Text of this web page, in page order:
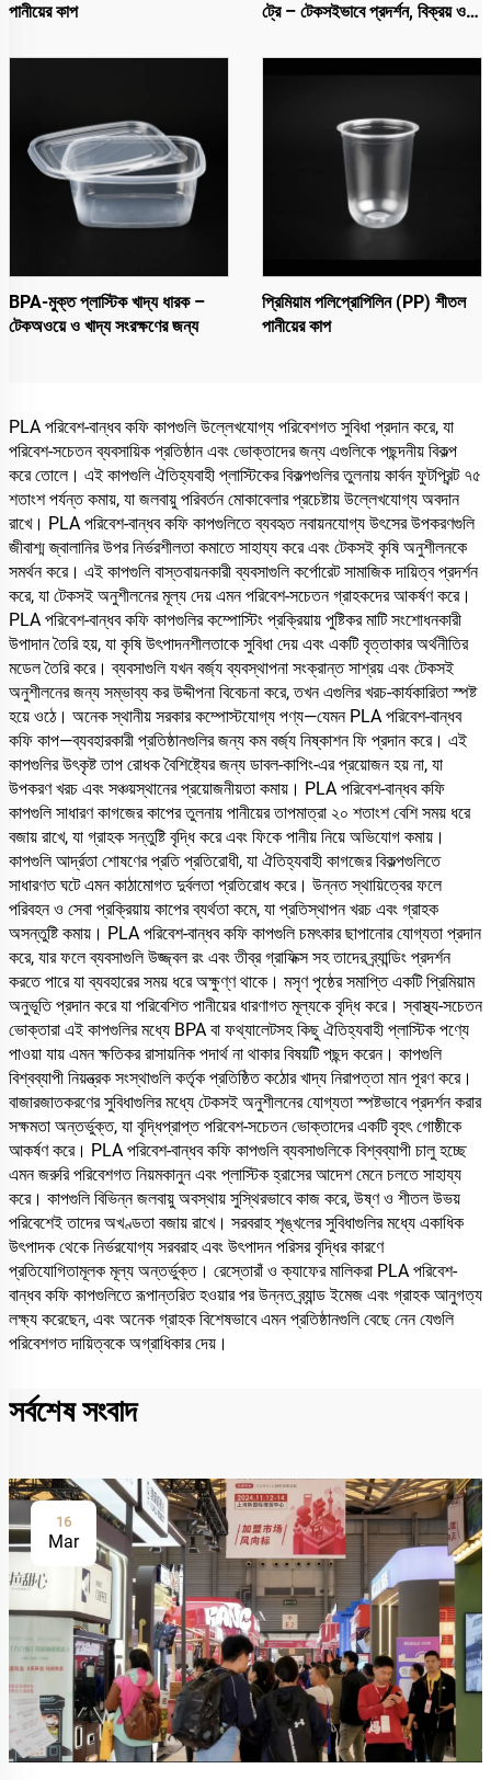
পানীয়ের কাপ
ট্রে – টেকসইভাবে প্রদর্শন, বিক্রয় ও
BPA-মুক্ত প্লাস্টিক খাদ্য ধারক –
টেকঅওয়ে ও খাদ্য সংরক্ষণের জন্য
প্রিমিয়াম পলিপ্রোপিলিন (PP) শীতল
পানীয়ের কাপ
PLA পরিবেশ-বান্ধব কফি কাপগুলি উল্লেখযোগ্য পরিবেশগত সুবিধা প্রদান করে, যা
পরিবেশ-সচেতন ব্যবসায়িক প্রতিষ্ঠান এবং ভোক্তাদের জন্য এগুলিকে পছন্দনীয় বিকল্প
করে তোলে। এই কাপগুলি ঐতিহ্যবাহী প্লাস্টিকের বিকল্পগুলির তুলনায় কার্বন ফুটপ্রিন্ট ৭৫
শতাংশ পর্যন্ত কমায়, যা জলবায়ু পরিবর্তন মোকাবেলার প্রচেষ্টায় উল্লেখযোগ্য অবদান
রাখে। PLA পরিবেশ-বান্ধব কফি কাপগুলিতে ব্যবহৃত নবায়নযোগ্য উৎসের উপকরণগুলি
জীবাশ্ম জ্বালানির উপর নির্ভরশীলতা কমাতে সাহায্য করে এবং টেকসই কৃষি অনুশীলনকে
সমর্থন করে। এই কাপগুলি বাস্তবায়নকারী ব্যবসাগুলি কর্পোরেট সামাজিক দায়িত্ব প্রদর্শন
করে, যা টেকসই অনুশীলনের মূল্য দেয় এমন পরিবেশ-সচেতন গ্রাহকদের আকর্ষণ করে।
PLA পরিবেশ-বান্ধব কফি কাপগুলির কম্পোস্টিং প্রক্রিয়ায় পুষ্টিকর মাটি সংশোধনকারী
উপাদান তৈরি হয়, যা কৃষি উৎপাদনশীলতাকে সুবিধা দেয় এবং একটি বৃত্তাকার অর্থনীতির
মডেল তৈরি করে। ব্যবসাগুলি যখন বর্জ্য ব্যবস্থাপনা সংক্রান্ত সাশ্রয় এবং টেকসই
অনুশীলনের জন্য সম্ভাব্য কর উদ্দীপনা বিবেচনা করে, তখন এগুলির খরচ-কার্যকারিতা স্পষ্ট
হয়ে ওঠে। অনেক স্থানীয় সরকার কম্পোস্টযোগ্য পণ্য—যেমন PLA পরিবেশ-বান্ধব
কফি কাপ—ব্যবহারকারী প্রতিষ্ঠানগুলির জন্য কম বর্জ্য নিষ্কাশন ফি প্রদান করে। এই
কাপগুলির উৎকৃষ্ট তাপ রোধক বৈশিষ্ট্যের জন্য ডাবল-কাপিং-এর প্রয়োজন হয় না, যা
উপকরণ খরচ এবং সঞ্চয়স্থানের প্রয়োজনীয়তা কমায়। PLA পরিবেশ-বান্ধব কফি
কাপগুলি সাধারণ কাগজের কাপের তুলনায় পানীয়ের তাপমাত্রা ২০ শতাংশ বেশি সময় ধরে
বজায় রাখে, যা গ্রাহক সন্তুষ্টি বৃদ্ধি করে এবং ফিকে পানীয় নিয়ে অভিযোগ কমায়।
কাপগুলি আর্দ্রতা শোষণের প্রতি প্রতিরোধী, যা ঐতিহ্যবাহী কাগজের বিকল্পগুলিতে
সাধারণত ঘটে এমন কাঠামোগত দুর্বলতা প্রতিরোধ করে। উন্নত স্থায়িত্বের ফলে
পরিবহন ও সেবা প্রক্রিয়ায় কাপের ব্যর্থতা কমে, যা প্রতিস্থাপন খরচ এবং গ্রাহক
অসন্তুষ্টি কমায়। PLA পরিবেশ-বান্ধব কফি কাপগুলি চমৎকার ছাপানোর যোগ্যতা প্রদান
করে, যার ফলে ব্যবসাগুলি উজ্জ্বল রং এবং তীব্র গ্রাফিক্স সহ তাদের ব্র্যান্ডিং প্রদর্শন
করতে পারে যা ব্যবহারের সময় ধরে অক্ষুণ্ণ থাকে। মসৃণ পৃষ্ঠের সমাপ্তি একটি প্রিমিয়াম
অনুভূতি প্রদান করে যা পরিবেশিত পানীয়ের ধারণাগত মূল্যকে বৃদ্ধি করে। স্বাস্থ্য-সচেতন
ভোক্তারা এই কাপগুলির মধ্যে BPA বা ফথ্যালেটসহ কিছু ঐতিহ্যবাহী প্লাস্টিক পণ্যে
পাওয়া যায় এমন ক্ষতিকর রাসায়নিক পদার্থ না থাকার বিষয়টি পছন্দ করেন। কাপগুলি
বিশ্বব্যাপী নিয়ন্ত্রক সংস্থাগুলি কর্তৃক প্রতিষ্ঠিত কঠোর খাদ্য নিরাপত্তা মান পূরণ করে।
বাজারজাতকরণের সুবিধাগুলির মধ্যে টেকসই অনুশীলনের যোগ্যতা স্পষ্টভাবে প্রদর্শন করার
সক্ষমতা অন্তর্ভুক্ত, যা বৃদ্ধিপ্রাপ্ত পরিবেশ-সচেতন ভোক্তাদের একটি বৃহৎ গোষ্ঠীকে
আকর্ষণ করে। PLA পরিবেশ-বান্ধব কফি কাপগুলি ব্যবসাগুলিকে বিশ্বব্যাপী চালু হচ্ছে
এমন জরুরি পরিবেশগত নিয়মকানুন এবং প্লাস্টিক হ্রাসের আদেশ মেনে চলতে সাহায্য
করে। কাপগুলি বিভিন্ন জলবায়ু অবস্থায় সুস্থিরভাবে কাজ করে, উষ্ণ ও শীতল উভয়
পরিবেশেই তাদের অখণ্ডতা বজায় রাখে। সরবরাহ শৃঙ্খলের সুবিধাগুলির মধ্যে একাধিক
উৎপাদক থেকে নির্ভরযোগ্য সরবরাহ এবং উৎপাদন পরিসর বৃদ্ধির কারণে
প্রতিযোগিতামূলক মূল্য অন্তর্ভুক্ত। রেস্তোরাঁ ও ক্যাফের মালিকরা PLA পরিবেশ-
বান্ধব কফি কাপগুলিতে রূপান্তরিত হওয়ার পর উন্নত ব্র্যান্ড ইমেজ এবং গ্রাহক আনুগত্য
লক্ষ্য করেছেন, এবং অনেক গ্রাহক বিশেষভাবে এমন প্রতিষ্ঠানগুলি বেছে নেন যেগুলি
পরিবেশগত দায়িত্বকে অগ্রাধিকার দেয়।
সর্বশেষ সংবাদ
16
Mar